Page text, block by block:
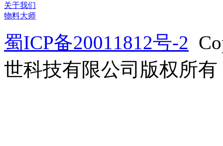
关于我们
物料大师
蜀ICP备20011812号-2
世科技有限公司版权所有